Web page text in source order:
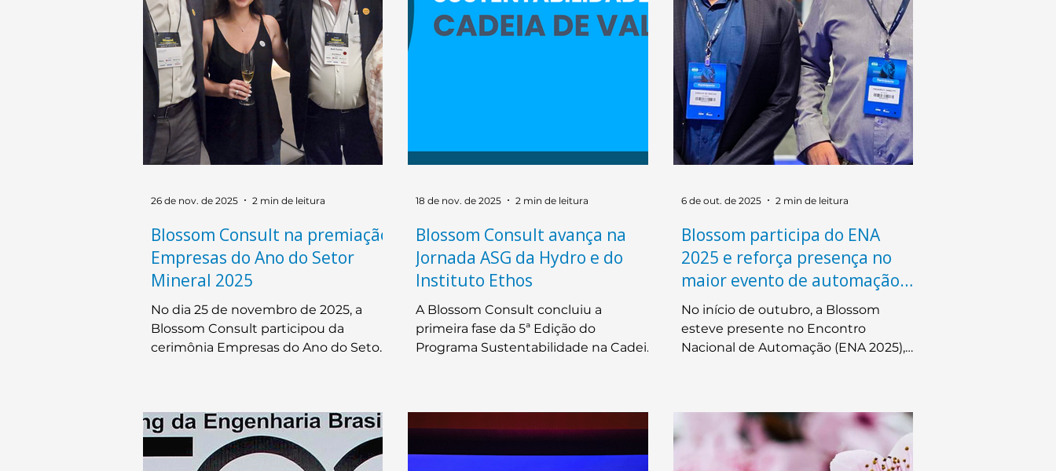
Blossom Consult na premiação
Empresas do Ano do Setor
Mineral 2025
No dia 25 de novembro de 2025, a
Blossom Consult participou da
cerimônia Empresas do Ano do Setor
o evento reuniu representantes de
empresas, entidades e profissionais
que atuam diretamente na cadeia da
26 de nov. de 2025 2 min de leitura
Blossom Consult avança na
Jornada ASG da Hydro e do
Instituto Ethos
A Blossom Consult concluiu a
primeira fase da 5ª Edição do
Programa Sustentabilidade na Cadeia
de novembro de 2025, resulta de um
18 de nov. de 2025 2 min de leitura
Blossom participa do ENA
2025 e reforça presença no
maior evento de automação
industrial do Brasil
No início de outubro, a Blossom
esteve presente no Encontro
Nacional de Automação (ENA 2025),
dedicado à automação industrial,
reunindo mais de 6,5 mil profissionais
e 1.300 empresas nacionais e
6 de out. de 2025 2 min de leitura